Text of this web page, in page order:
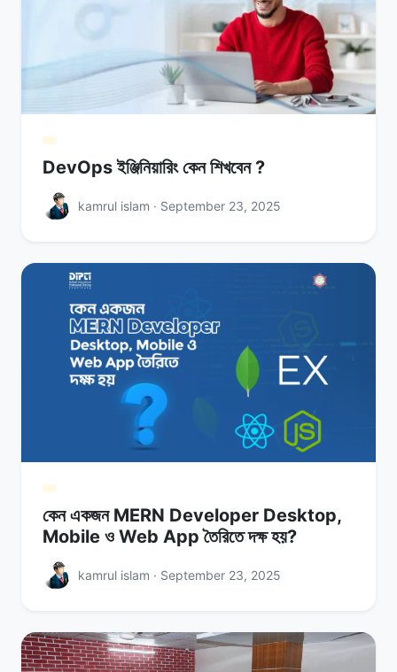
DevOps ইঞ্জিনিয়ারিং কেন শিখবেন ?
kamrul islam · September 23, 2025
কেন একজন MERN Developer Desktop,
Mobile ও Web App তৈরিতে দক্ষ হয়?
kamrul islam · September 23, 2025